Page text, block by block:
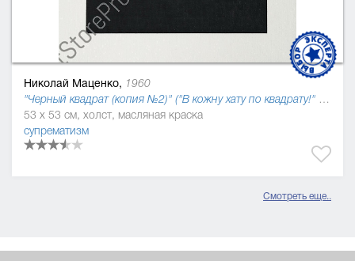
Николай Маценко, 1960
"Черный квадрат (копия №2)" ("В кожну хату по квадрату!" 2006), 2006
53 x 53 см, холст, масляная краска
супрематизм
Смотреть еще..